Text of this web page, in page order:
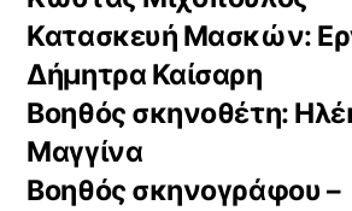
Κατασκευή Μασκών:
Δήμητρα Καίσαρη
Βοηθός σκηνοθέτη:
Μαγγίνα
Βοηθός σκηνογράφου –